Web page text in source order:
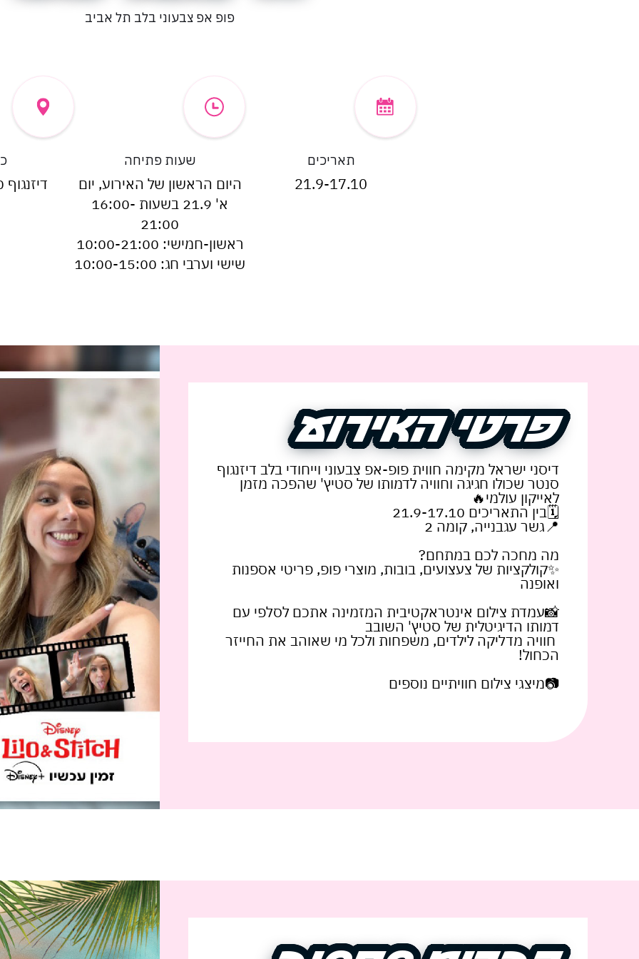
פופ אפ צבעוני בלב תל אביב
תאריכים
21.9-17.10
שעות פתיחה
היום הראשון של האירוע, יום
א' 21.9 בשעות 16:00-
21:00
ראשון-חמישי: 10:00-21:00
שישי וערבי חג: 10:00-15:00
דיזנגוף 50, תל-אביב
פרטי האירוע
פרטי האירוע
דיסני ישראל מקימה חווית פופ-אפ צבעוני וייחודי בלב דיזנגוף
סנטר שכולו חגיגה וחוויה לדמותו של סטיץ' שהפכה מזמן
לאייקון עולמי🔥
🗓️בין התאריכים 21.9-17.10
📍גשר עגבנייה, קומה 2
מה מחכה לכם במתחם?
✨קולקציות של צעצועים, בובות, מוצרי פופ, פריטי אספנות
ואופנה
📸עמדת צילום אינטראקטיבית המזמינה אתכם לסלפי עם
דמותו הדיגיטלית של סטיץ' השובב
חוויה מדליקה לילדים, משפחות ולכל מי שאוהב את החייזר
הכחול!
📷מיצגי צילום חוויתיים נוספים